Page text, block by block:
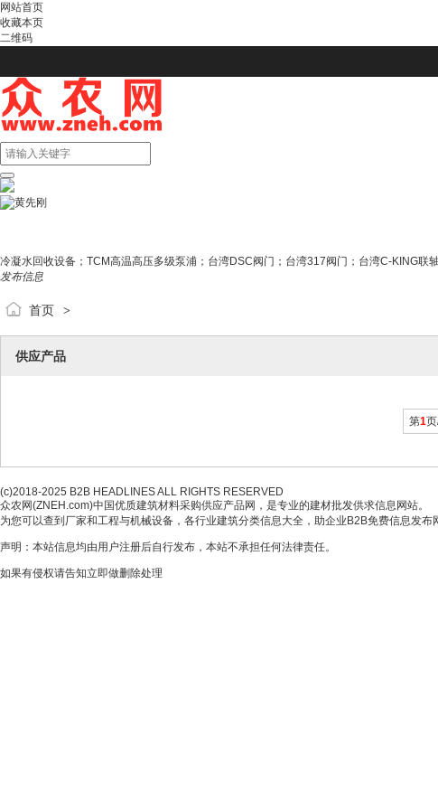
网站首页
收藏本页
二维码
冷凝水回收设备；TCM高温高压多级泵浦；台湾DSC阀门；台湾317阀门；台湾C-KING联
发布信息
首页 >
供应产品
第1
(c)2018-2025 B2B HEADLINES ALL RIGHTS RESERVED
众农网(ZNEH.com)中国优质建筑材料采购供应产品网，是专业的建材批发供求信息网站。
为您可以查到厂家和工程与机械设备，各行业建筑分类信息大全，助企业B2B免费信息发布
声明：本站信息均由用户注册后自行发布，本站不承担任何法律责任。
如果有侵权请告知立即做删除处理